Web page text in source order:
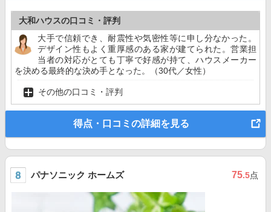
大和ハウスの口コミ・評判
大手で信頼でき、耐震性や気密性等に申し分なかった。
デザイン性もよく重厚感のある家が建てられた。営業担
当者の対応がとても丁寧で好感が持て、ハウスメーカー
を決める最終的な決め手となった。（30代／女性）
その他の口コミ・評判
得点・口コミの詳細を見る
パナソニック ホームズ 75.5点